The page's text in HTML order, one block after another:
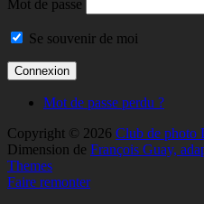
Mot de passe
Se souvenir de moi
Mot de passe perdu ?
Copyright © 2026 Club de photo
Dimension de François Guay,
Themes
Faire remonter